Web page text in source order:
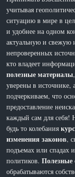
учитывая
ситуацию в мире в
и удобнее на одном
актуальную и свежую
непроверенных
кто владеет
полезные материалы
уверены в источнике,
подчеркиваем, что
предоставление
каждый сам для себя!
будь то колебания
изменения законов,
подъемах или спадах
политиков.Полезные
обрабатываются